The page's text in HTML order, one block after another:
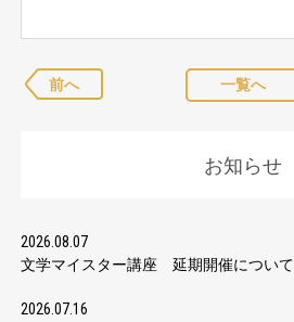
前へ 一覧へ
お知らせ
2026.08.07
文学マイスター講座 延期開催について
2026.07.16